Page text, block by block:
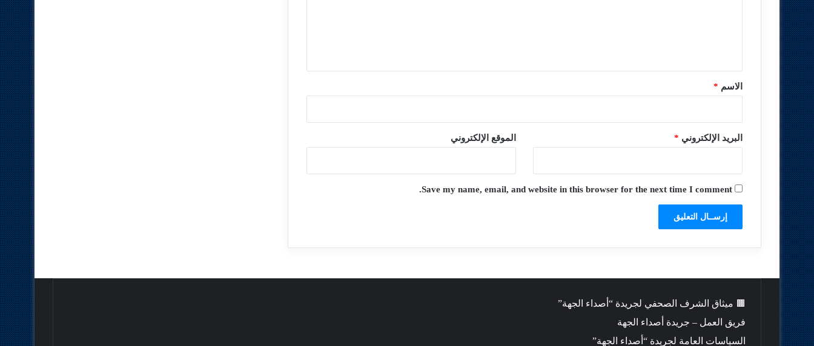
*الاسم *
البريد الإلكتروني * الموقع الإلكتروني
Save my name, email, and website in this browser for the next time I comment.
🟫 ميثاق الشرف الصحفي لجريدة “أصداء الجهة”
فريق العمل – جريدة أصداء الجهة
السياسات العامة لجريدة “أصداء الجهة”